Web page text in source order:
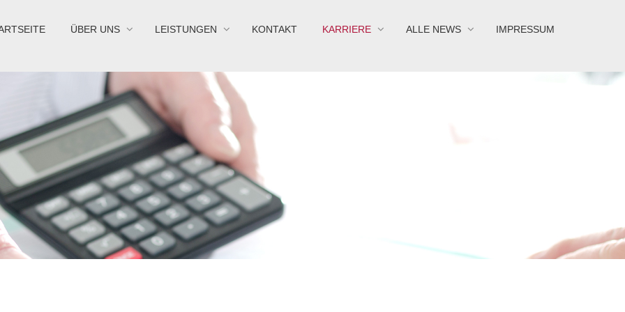
ÜBER UNS LEISTUNGEN KONTAKT KARRIERE ALLE NEWS IMPRESSUM